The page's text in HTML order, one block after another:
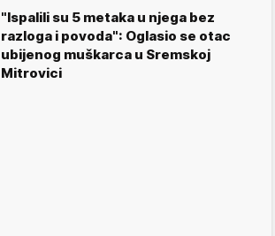
"Ispalili su 5 metaka u njega bez
razloga i povoda": Oglasio se otac
ubijenog muškarca u Sremskoj
Mitrovici